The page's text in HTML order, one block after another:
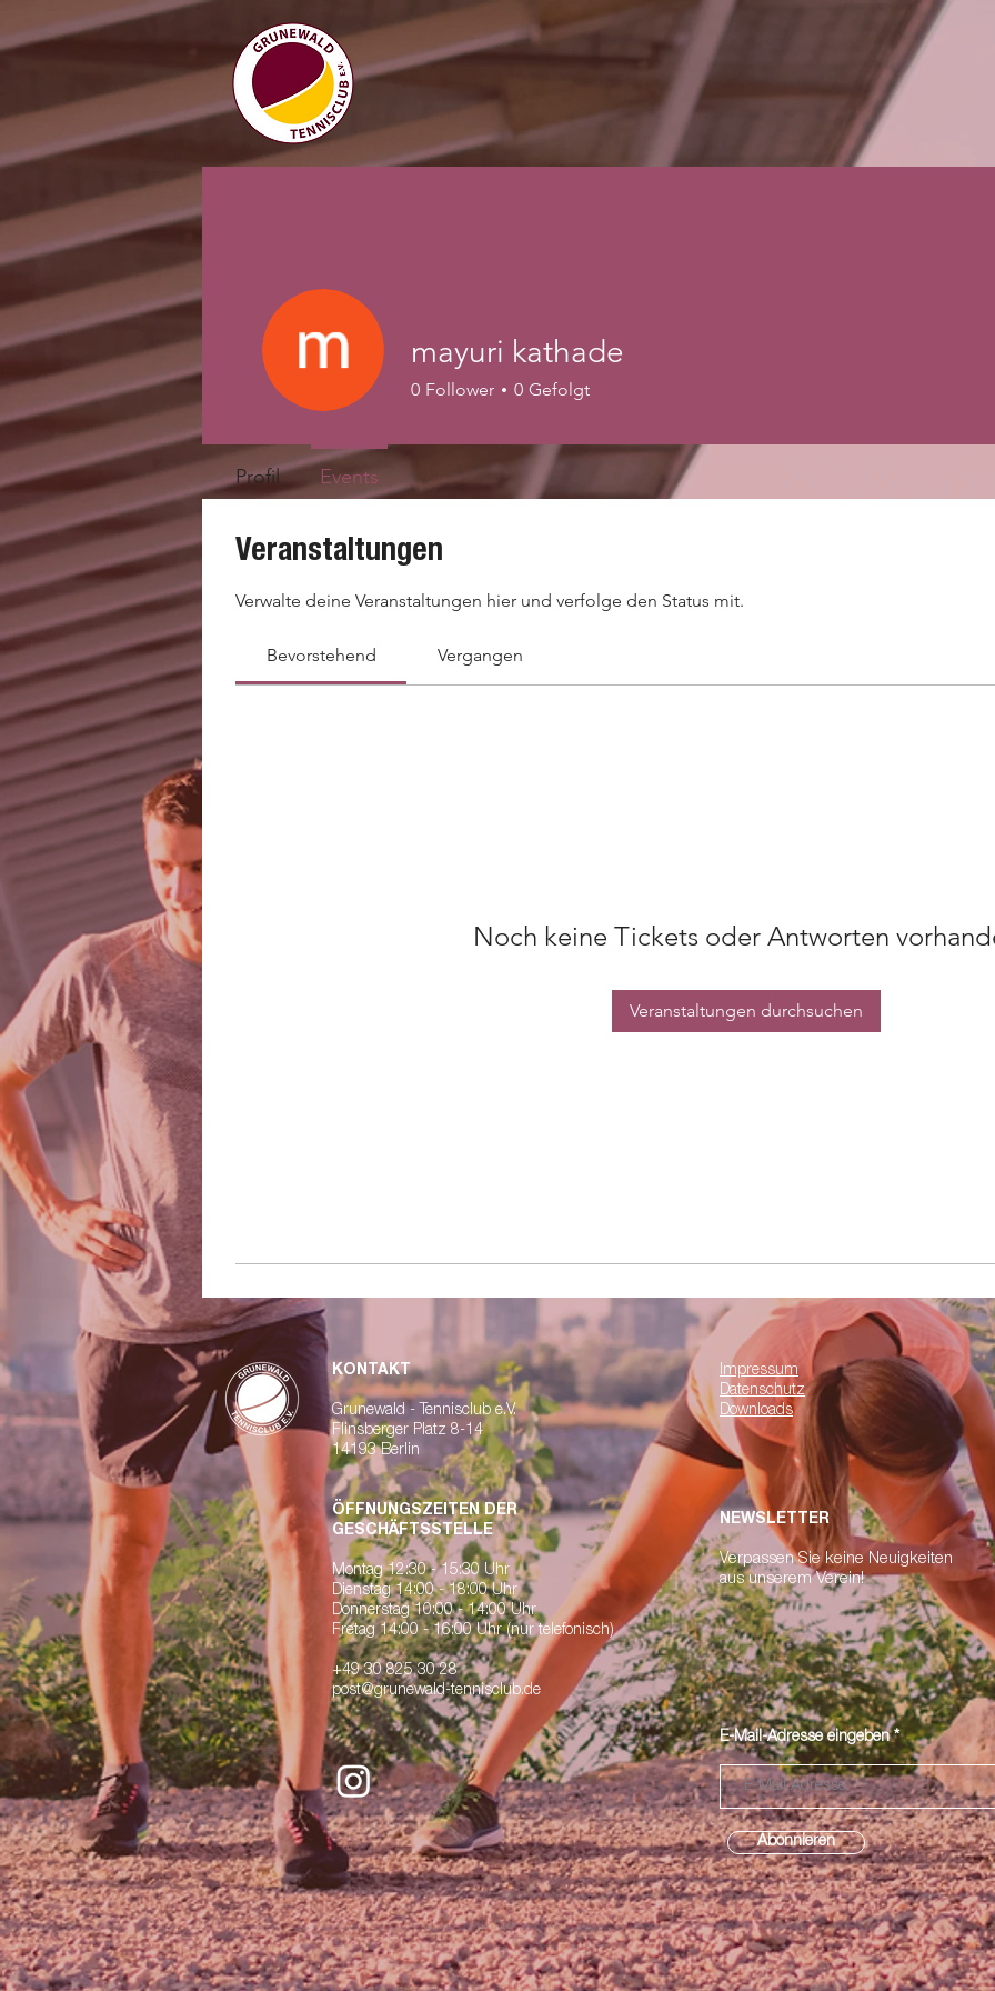
Veranstaltungen
Verwalte deine Veranstaltungen hier und verfolge den Status mit.
Bevorstehend Vergangen
Noch keine Tickets oder Antworten
Veranstaltungen durchsuchen
mayuri kathade
0 Follower 0 Gefolgt
Profil Events
KONTAKT
Grunewald - Tennisclub e.V.
Flinsberger Platz 8-14
14193 Berlin
ÖFFNUNGSZEITEN DER
GESCHÄFTSSTELLE
Montag 12:30 - 15:30 Uhr
Dienstag 14:00 - 18:00 Uhr
Donnerstag 10:00 - 14:00 Uhr
Fretag 14:00 - 16:00 Uhr (nur telefonisch)
+49 30 825 30 28
post@grunewald-tennisclub.de
Impressum
Datenschutz
Downloads
NEWSLETTER
Verpassen Sie keine Neuigkeiten
aus unserem Verein!
E-Mail-Adresse eingeben
Abonnieren